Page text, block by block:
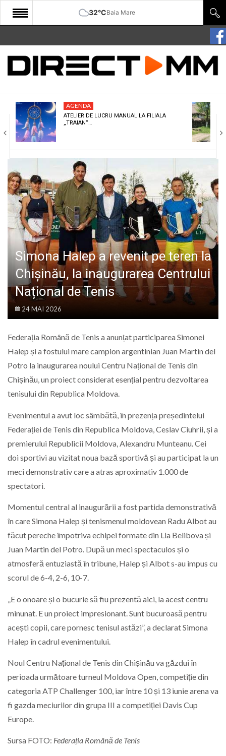
32°CBaia Mare
START
COMUNITATE
CULTURA
ECONOMIE
SANATATE
SPORT
SPECIAL
POLITIC
LIFE
AGENDA
ATELIER DE LUCRU MANUAL LA FILIALA
„TRAIAN”…
Simona Halep a revenit pe teren la
Chișinău, la inaugurarea Centrului
Național de Tenis
24 MAI 2026
Federația Română de Tenis a anunțat participarea Simonei
Halep și a fostului mare campion argentinian Juan Martin del
Potro la inaugurarea noului Centru Național de Tenis din
Chișinău, un proiect considerat esențial pentru dezvoltarea
tenisului din Republica Moldova.
Evenimentul a avut loc sâmbătă, în prezența președintelui
Federației de Tenis din Republica Moldova, Ceslav Ciuhrii, și a
premierului Republicii Moldova, Alexandru Munteanu. Cei
doi sportivi au vizitat noua bază sportivă și au participat la un
meci demonstrativ care a atras aproximativ 1.000 de
spectatori.
Momentul central al inaugurării a fost partida demonstrativă
în care Simona Halep și tenismenul moldovean Radu Albot au
făcut pereche împotriva echipei formate din Lia Belibova și
Juan Martin del Potro. După un meci spectaculos și o
atmosferă entuziastă în tribune, Halep și Albot s-au impus cu
scorul de 6-4, 2-6, 10-7.
„E o onoare și o bucurie să fiu prezentă aici, la acest centru
minunat. E un proiect impresionant. Sunt bucuroasă pentru
acești copii, care pornesc tenisul astăzi”, a declaratSimona
Halep în cadrul evenimentului.
Noul Centru Național de Tenis din Chișinău va găzdui în
perioada următoare turneul Moldova Open, competiție din
categoria ATP Challenger 100, iar între 10 și 13 iunie arena va
fi gazda meciurilor din grupa III a competiției Davis Cup
Europe.
Sursa FOTO: Federația Română de Tenis